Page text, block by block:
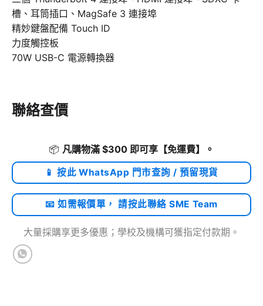
槽、耳筒插口、MagSafe 3 連接埠
精妙鍵盤配備 Touch ID
力度觸控板
70W USB-C 電源轉換器
聯絡查價
📦 凡購物滿 $300 即可享 【免運費】 。
📱 按此 WhatsApp 門市查詢 / 預留現貨
📧 如需報價單， 請按此聯絡 SME Team
大量採購享更多優惠；學校及機構可獲指定付款期。